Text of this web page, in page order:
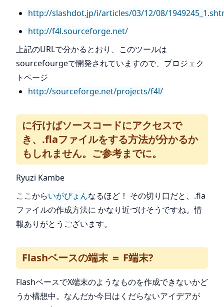
http://slashdot.jp/i/articles/03/12/08/
http://f4l.sourceforge.net/
上記のURLで分かるとおり、このツールは
sourcefourgeで開発されていますので、プロジェク
トページ
http://sourceforge.net/projects/f4l/
に行けばソースコードにアクセスで
き、.flaファイルをする方法が分かるか
もしれません。ご参考までに。
Ryuzi Kambe
ここからいがぴょんなるほど！ その切り口だと、.fla
ファイルの作成方法に かなり近づけそうですね。情
報ありがとうございます。
Flashベースの端末 ＝ F端末?
FlashベースでX端末のようなものを作成できないかど
うか構想中。なんだか今日はくだらないアイデアが